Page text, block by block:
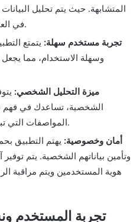
المتشابهة. حيث يتم تحليل
في العثور على الشريك المناسب.
تجربة مستخدم سهلة: يتمتع
وسهلة الاستخدام، مما
ميزة التحليل الشخصي:
الشخصية، تساعدك في
المواصفات التي تبحث عنها في شريك حياتك.
أمان وخصوصية: يهتم التطبيق
وتأمين بياناتهم الشخصية. يتم
هوية المستخدمين ويتم مراقبة
تجربة المستخدم